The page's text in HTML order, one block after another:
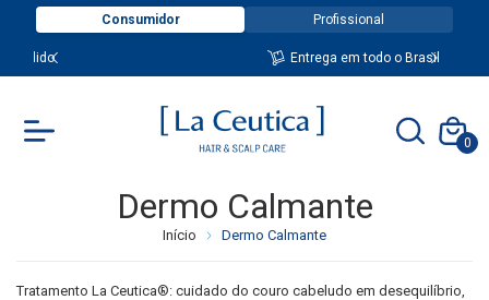
Consumidor Profissional
Entrega em todo o Brasil
0
Dermo Calmante
Início Dermo Calmante
Tratamento La Ceutica®: cuidado do couro cabeludo em desequilíbrio,